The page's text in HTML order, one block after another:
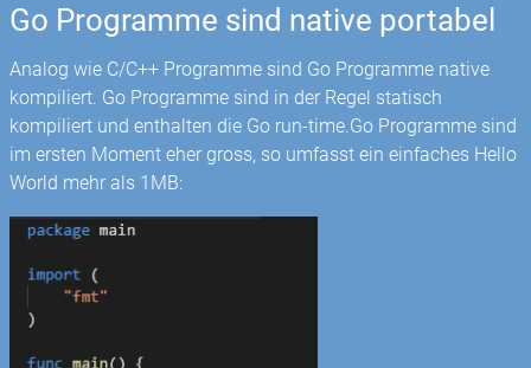
Go Programme sind native portabel
Analog wie C/C++ Programme sind Go Programme native
kompiliert. Go Programme sind in der Regel statisch
kompiliert und enthalten die Go run-time.Go Programme sind
im ersten Moment eher gross, so umfasst ein einfaches Hello
World mehr als 1MB: